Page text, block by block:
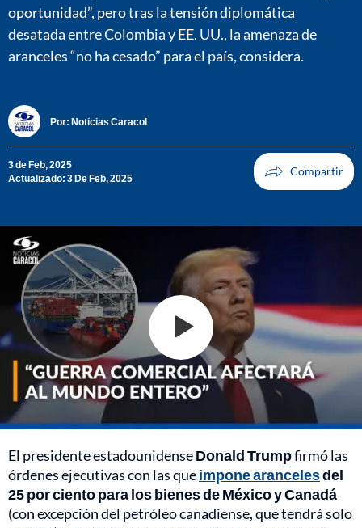
oportunidad”, pero tras la tensión diplomática
desatada entre Colombia y EE. UU., la amenaza de
aranceles “no ha cesado” para el país, considera.
Por: Noticias Caracol
3 de Feb, 2025
Actualizado: 3 De Feb, 2025
El presidente estadounidenseDonald Trumpfirmó las
órdenes ejecutivas con las queimpone arancelesdel
25 por ciento para los bienes de México y Canadá
(con excepción del petróleo canadiense, que tendrá solo